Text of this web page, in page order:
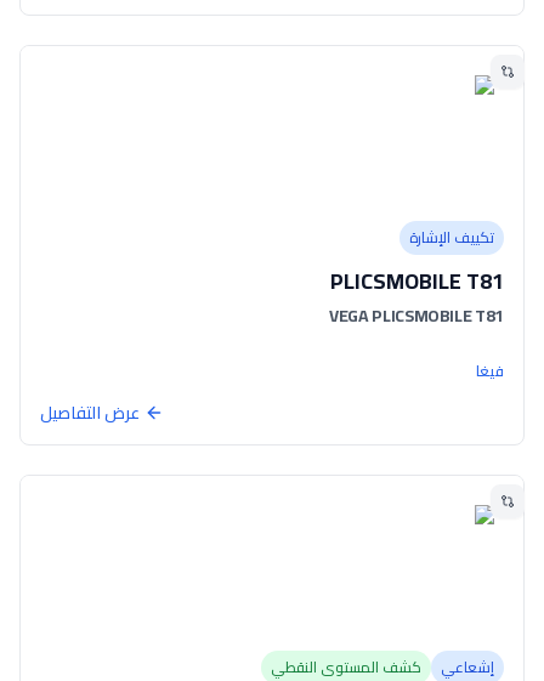
تكييف الإشارة
PLICSMOBILE T81
VEGA PLICSMOBILE T81
فيغا
عرض التفاصيل
إشعاعي كشف المستوى النقطي